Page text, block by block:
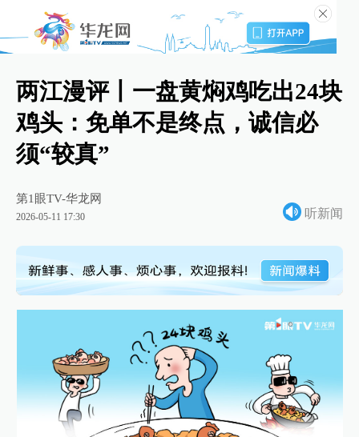
两江漫评丨一盘黄焖鸡吃出24块
鸡头：免单不是终点，诚信必
须“较真”
第1眼TV-华龙网
2026-05-11 17:30 听新闻